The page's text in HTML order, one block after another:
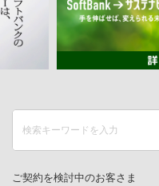
ご契約を検討中のお客さま